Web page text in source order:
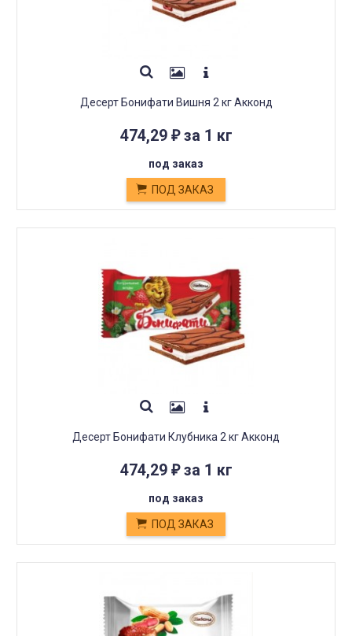
Десерт Бонифати Вишня 2 кг Акконд
474,29 ₽за 1 кг
под заказ
ПОД ЗАКАЗ
Десерт Бонифати Клубника 2 кг Акконд
474,29 ₽за 1 кг
под заказ
ПОД ЗАКАЗ